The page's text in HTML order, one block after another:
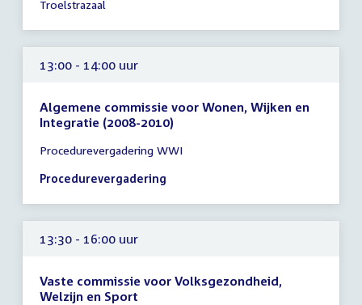
uur
Troelstrazaal
13:00 - 14:00 uur
Algemene commissie voor Wonen, Wijken en
Integratie (2008-2010)
vergadering
13:00
14:00
uur
Procedurevergadering WWI
Procedurevergadering
13:30 - 16:00 uur
Vaste commissie voor Volksgezondheid,
Welzijn en Sport